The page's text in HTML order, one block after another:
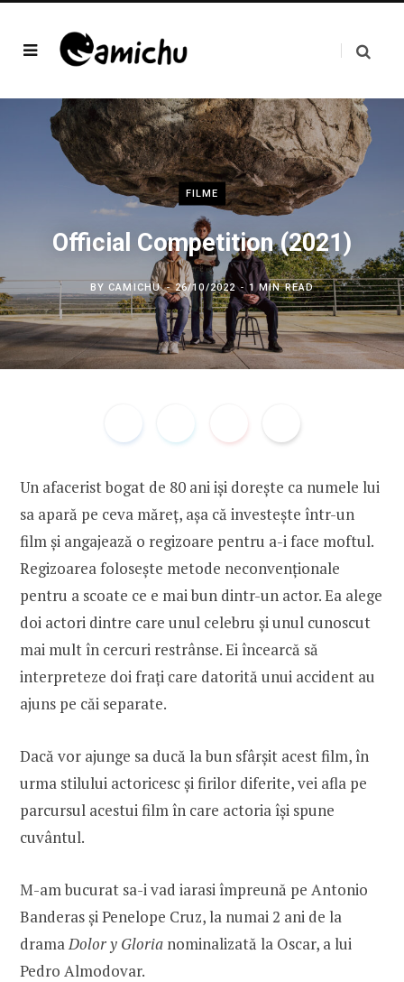
FILME
Official Competition (2021)
BY CAMICHU 26/10/2022 1 MIN READ
Un afacerist bogat de 80 ani iși dorește ca numele lui
sa apară pe ceva măreț, așa că investește într-un
film și angajează o regizoare pentru a-i face moftul.
Regizoarea folosește metode neconvenționale
pentru a scoate ce e mai bun dintr-un actor. Ea alege
doi actori dintre care unul celebru și unul cunoscut
mai mult în cercuri restrânse. Ei încearcă să
interpreteze doi frați care datorită unui accident au
ajuns pe căi separate.
Dacă vor ajunge sa ducă la bun sfârșit acest film, în
urma stilului actoricesc și firilor diferite, vei afla pe
parcursul acestui film în care actoria își spune
cuvântul.
M-am bucurat sa-i vad iarasi împreună pe Antonio
Banderas și Penelope Cruz, la numai 2 ani de la
dramaDolor y Gloria nominalizată la Oscar, a lui
Pedro Almodovar.